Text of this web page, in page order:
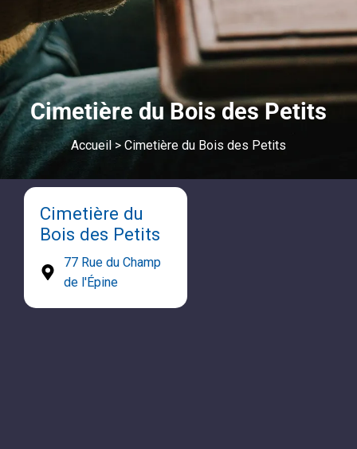
Cimetière du Bois des Petits
Accueil> Cimetière du Bois des Petits
Cimetière du
Bois des Petits
77 Rue du Champ
de l'Épine